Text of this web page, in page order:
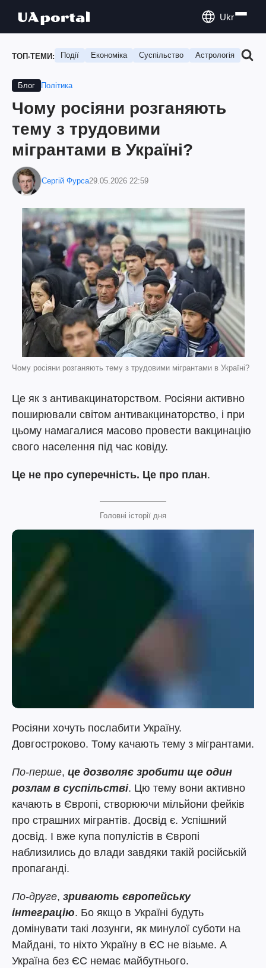
Ukr
ТОП-ТЕМИ: Події Економіка Суспільство Астрологія
Блог Політика
Чому росіяни розганяють
тему з трудовими
мігрантами в Україні?
Сергій Фурса29.05.2026 22:59
Чому росіяни розганяють тему з трудовими мігрантами в Україні?
Це як з антивакцинаторством. Росіяни активно
поширювали світом антивакцинаторство, і при
цьому намагалися масово провести вакцинацію
свого населення під час ковіду.
Це не про суперечність. Це про план.
Головні історії дня
Росіяни хочуть послабити Україну.
Довгостроково. Тому качають тему з мігрантами.
По-перше, це дозволяє зробити ще один
розлам в суспільстві. Цю тему вони активно
качають в Європі, створюючи мільйони фейків
про страшних мігрантів. Досвід є. Успішний
досвід. І вже купа популістів в Європі
наблизились до влади завдяки такій російській
пропаганді.
По-друге, зривають європейську
інтеграцію. Бо якщо в Україні будуть
домінувати такі лозунги, як минулої суботи на
Майдані, то ніхто Україну в ЄС не візьме. А
Україна без ЄС немає майбутнього.